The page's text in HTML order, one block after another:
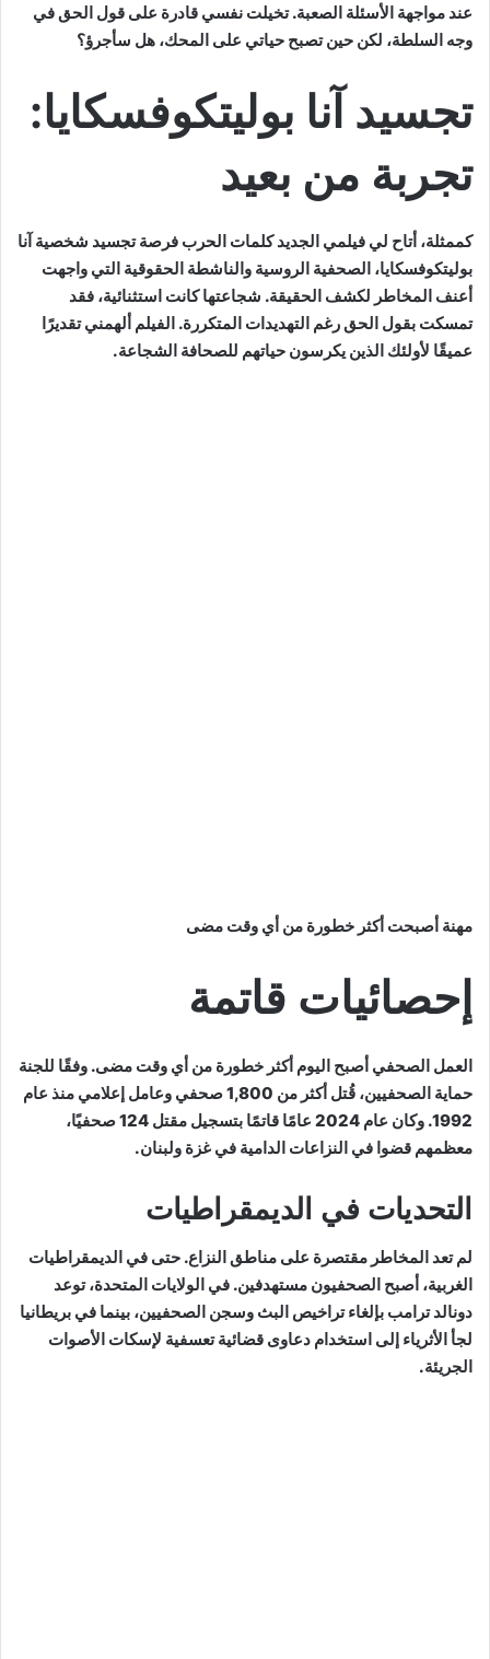
عند مواجهة الأسئلة الصعبة. تخيلت نفسي قادرة على قول الحق في
وجه السلطة، لكن حين تصبح حياتي على المحك، هل سأجرؤ؟
تجسيد آنا بوليتكوفسكايا:
تجربة من بعيد
كممثلة، أتاح لي فيلمي الجديد كلمات الحرب فرصة تجسيد شخصية آنا
بوليتكوفسكايا، الصحفية الروسية والناشطة الحقوقية التي واجهت
أعنف المخاطر لكشف الحقيقة. شجاعتها كانت استثنائية، فقد
تمسكت بقول الحق رغم التهديدات المتكررة. الفيلم ألهمني تقديرًا
عميقًا لأولئك الذين يكرسون حياتهم للصحافة الشجاعة.
مهنة أصبحت أكثر خطورة من أي وقت مضى
إحصائيات قاتمة
العمل الصحفي أصبح اليوم أكثر خطورة من أي وقت مضى. وفقًا للجنة
حماية الصحفيين، قُتل أكثر من 1,800 صحفي وعامل إعلامي منذ عام
1992. وكان عام 2024 عامًا قاتمًا بتسجيل مقتل 124 صحفيًا،
معظمهم قضوا في النزاعات الدامية في غزة ولبنان.
التحديات في الديمقراطيات
لم تعد المخاطر مقتصرة على مناطق النزاع. حتى في الديمقراطيات
الغربية، أصبح الصحفيون مستهدفين. في الولايات المتحدة، توعد
دونالد ترامب بإلغاء تراخيص البث وسجن الصحفيين، بينما في بريطانيا
لجأ الأثرياء إلى استخدام دعاوى قضائية تعسفية لإسكات الأصوات
الجريئة.